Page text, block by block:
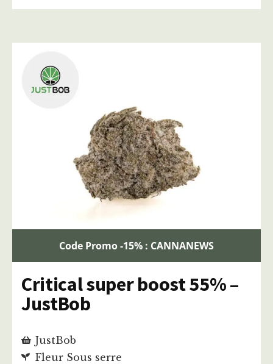
Code Promo -15% : CANNANEWS
Critical super boost 55% –
JustBob
JustBob
Fleur Sous serre